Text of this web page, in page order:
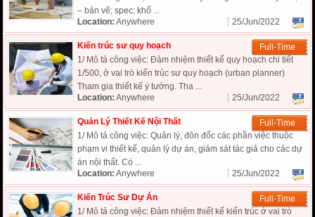
– bản vẽ; spec; khố ...
Location: Anywhere 25/Jun/2022
Kiến trúc sư quy hoạch
Full-Time
1/ Mô tả công việc: Đảm nhiệm thiết kế quy hoạch chi tiết
1/500, ở vai trò kiến trúc sư quy hoạch (urban planner)
Tham gia thiết kế ý tưởng. Tha ...
Location: Anywhere 25/Jun/2022
Quản Lý Thiết Kế Nội Thất
Full-Time
1/ Mô tả công việc: Quản lý, đôn đốc các phần việc thuộc
phạm vi thiết kế, quản lý dự án, giám sát tác giả cho các dự
án nội thất. Có ...
Location: Anywhere 25/Jun/2022
Kiến Trúc Sư Dự Án
Full-Time
1/ Mô tả công việc: Đảm nhiệm thiết kế kiến trúc ở vai trò